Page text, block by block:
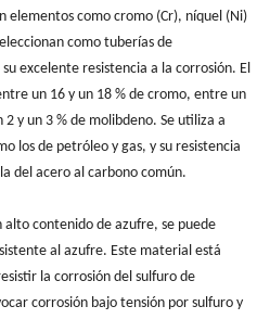
elementos como cromo (Cr), níquel (Ni)
como tuberías de
excelente resistencia a la corrosión. El
un 16 y un 18 % de cromo, entre un
y un 3 % de molibdeno. Se utiliza a
los de petróleo y gas, y su resistencia
del acero al carbono común.
alto contenido de azufre, se puede
al azufre. Este material está
la corrosión del sulfuro de
corrosión bajo tensión por sulfuro y